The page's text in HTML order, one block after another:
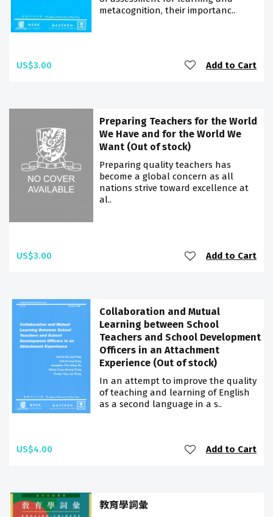
metacognition, their importanc..
US$3.00 Add to Cart
Preparing Teachers for the World
We Have and for the World We
Want (Out of stock)
Preparing quality teachers has
become a global concern as all
nations strive toward excellence at
al..
US$3.00 Add to Cart
Collaboration and Mutual
Learning between School
Teachers and School Development
Officers in an Attachment
Experience (Out of stock)
In an attempt to improve the quality
of teaching and learning of English
as a second language in a s..
US$4.00 Add to Cart
教育學詞彙